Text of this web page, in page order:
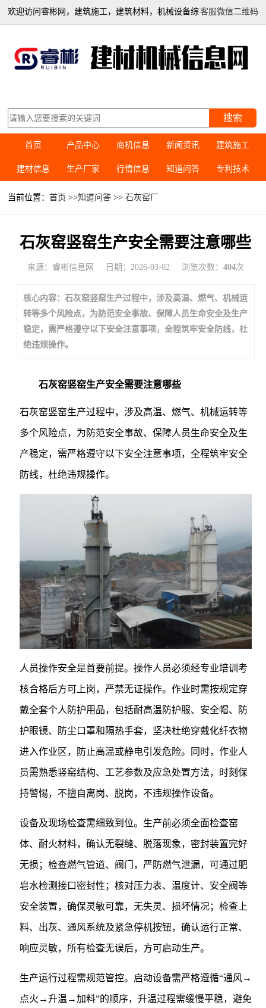
客服微信二维码
欢迎访问睿彬网，建筑施工，建筑材料，机械设备综
搜索
首页 产品中心 商机信息 新闻资讯 建筑施工
建材信息 生产厂家 行情信息 知道问答 专利技术
当前位置：首页 >>知道问答 >>石灰窑厂
石灰窑竖窑生产安全需要注意哪些
来源：睿彬信息网 日期：2026-03-02 浏览次数： 404次
核心内容：石灰窑竖窑生产过程中，涉及高温、燃气、机械运
转等多个风险点，为防范安全事故、保障人员生命安全及生产
稳定，需严格遵守以下安全注意事项，全程筑牢安全防线，杜
绝违规操作。
石灰窑竖窑生产安全需要注意哪些
石灰窑竖窑生产过程中，涉及高温、燃气、机械运转等
多个风险点，为防范安全事故、保障人员生命安全及生
产稳定，需严格遵守以下安全注意事项，全程筑牢安全
防线，杜绝违规操作。
人员操作安全是首要前提。操作人员必须经专业培训考
核合格后方可上岗，严禁无证操作。作业时需按规定穿
戴全套个人防护用品，包括耐高温防护服、安全帽、防
护眼镜、防尘口罩和隔热手套，坚决杜绝穿戴化纤衣物
进入作业区，防止高温或静电引发危险。同时，作业人
员需熟悉竖窑结构、工艺参数及应急处置方法，时刻保
持警惕，不擅自离岗、脱岗，不违规操作设备。
设备及现场检查需细致到位。生产前必须全面检查窑
体、耐火材料，确认无裂缝、脱落现象，密封装置完好
无损；检查燃气管道、阀门，严防燃气泄漏，可通过肥
皂水检测接口密封性；核对压力表、温度计、安全阀等
安全装置，确保灵敏可靠，无失灵、损坏情况；检查上
料、出灰、通风系统及紧急停机按钮，确认运行正常、
响应灵敏，所有检查无误后，方可启动生产。
生产运行过程需规范管控。启动设备需严格遵循“通风→
点火→升温→加料”的顺序，升温过程需缓慢平稳，避免